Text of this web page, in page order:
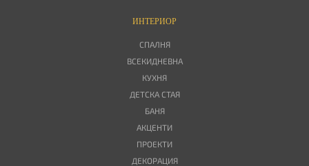
ИНТЕРИОР
СПАЛНЯ
ВСЕКИДНЕВНА
КУХНЯ
ДЕТСКА СТАЯ
БАНЯ
АКЦЕНТИ
ПРОЕКТИ
ДЕКОРАЦИЯ